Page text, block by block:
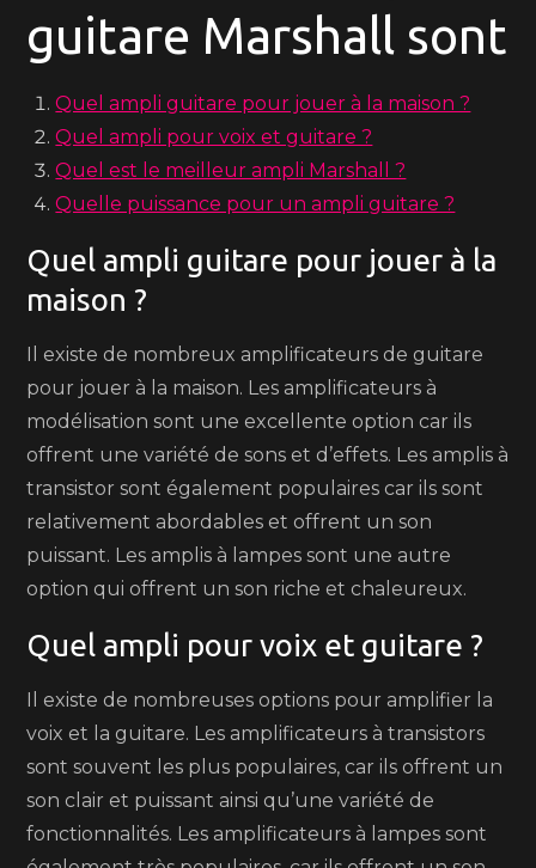
guitare Marshall sont
Quel ampli guitare pour jouer à la maison ?
Quel ampli pour voix et guitare ?
Quel est le meilleur ampli Marshall ?
Quelle puissance pour un ampli guitare ?
Quel ampli guitare pour jouer à la
maison ?
Il existe de nombreux amplificateurs de guitare
pour jouer à la maison. Les amplificateurs à
modélisation sont une excellente option car ils
offrent une variété de sons et d’effets. Les amplis à
transistor sont également populaires car ils sont
relativement abordables et offrent un son
puissant. Les amplis à lampes sont une autre
option qui offrent un son riche et chaleureux.
Quel ampli pour voix et guitare ?
Il existe de nombreuses options pour amplifier la
voix et la guitare. Les amplificateurs à transistors
sont souvent les plus populaires, car ils offrent un
son clair et puissant ainsi qu’une variété de
fonctionnalités. Les amplificateurs à lampes sont